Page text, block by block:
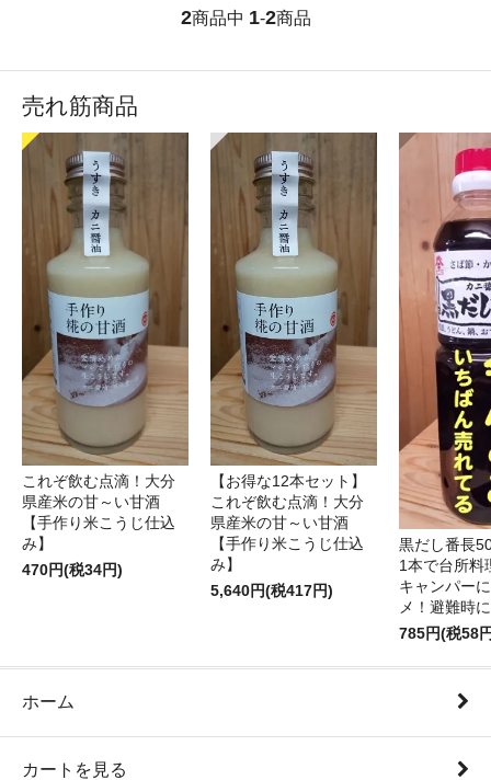
2商品中 1-2商品
売れ筋商品
これぞ飲む点滴！大分
県産米の甘～い甘酒
【手作り米こうじ仕込
み】
470円(税34円)
【お得な12本セット】
これぞ飲む点滴！大分
県産米の甘～い甘酒
【手作り米こうじ仕込
み】
5,640円(税417円)
黒だし番長
1本で台所料
キャンパー
メ！避難時
785円(税58
ホーム
カートを見る